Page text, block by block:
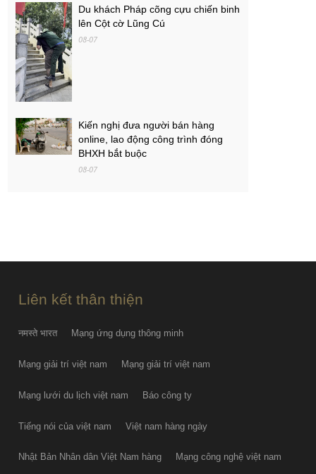
Du khách Pháp cõng cựu chiến binh
lên Cột cờ Lũng Cú
08-07
Kiến nghị đưa người bán hàng
online, lao động công trình đóng
BHXH bắt buộc
08-07
Liên kết thân thiện
नमस्ते भारत Mạng ứng dụng thông minh
Mạng giải trí việt nam Mạng giải trí việt nam
Mạng lưới du lịch việt nam Báo công ty
Tiếng nói của việt nam Việt nam hàng ngày
Nhật Bản Nhân dân Việt Nam hàng Mạng công nghệ việt nam